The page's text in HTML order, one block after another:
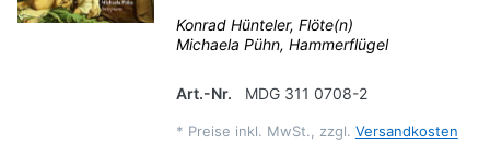
Konrad Hünteler, Flöte(n)
Michaela Pühn, Hammerflügel
Art.-Nr. MDG 311 0708-2
* Preise inkl. MwSt., zzgl. Versandkosten